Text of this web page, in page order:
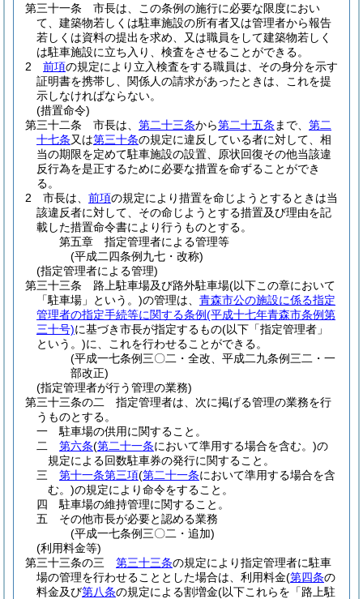
第三十一条
市長は、この条例の施行に必要な限度におい
て、建築物若しくは駐車施設の所有者又は管理者から報告
若しくは資料の提出を求め、又は職員をして建築物若しく
は駐車施設に立ち入り、検査をさせることができる。
2
前項の規定により立入検査をする職員は、その身分を示す
証明書を携帯し、関係人の請求があったときは、これを提
示しなければならない。
(措置命令)
第三十二条
市長は、 第二十三条から第二十五条 まで、 第二
十七条又は第三十条の規定に違反している者に対して、相
当の期限を定めて駐車施設の設置、原状回復その他当該違
反行為を是正するために必要な措置を命ずることができ
る。
2
市長は、 前項の規定により措置を命じようとするときは当
該違反者に対して、その命じようとする措置及び理由を記
載した措置命令書により行うものとする。
第五章
指定管理者による管理等
(平成二四条例九七・改称)
(指定管理者による管理)
第三十三条
路上駐車場及び路外駐車場(以下この章において
「駐車場」という。)の管理は、 青森市公の施設に係る指定
管理者の指定手続等に関する条例(平成十七年青森市条例第
三十号)に基づき市長が指定するもの(以下「指定管理者」
という。)に、これを行わせることができる。
(平成一七条例三〇二・全改、平成二九条例三二・一
部改正)
(指定管理者が行う管理の業務)
第三十三条の二
指定管理者は、次に掲げる管理の業務を行
うものとする。
一
駐車場の供用に関すること。
二
第六条(第二十一条において準用する場合を含む。)の
規定による回数駐車券の発行に関すること。
三
第十一条第三項(第二十一条において準用する場合を含
む。)の規定により命令をすること。
四
駐車場の維持管理に関すること。
五
その他市長が必要と認める業務
(平成一七条例三〇二・追加)
(利用料金等)
第三十三条の三
第三十三条の規定により指定管理者に駐車
場の管理を行わせることとした場合は、利用料金(第四条の
料金及び第八条の規定による割増金(以下これらを「路上駐